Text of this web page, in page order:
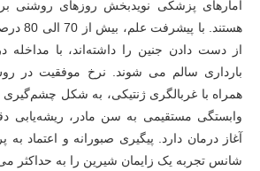
آمارهای پزشکی نویدبخش روزهای روشنی
هستند. با
از دست دادن جنین را داشته‌اند، با
بارداری سالم می شوند. نرخ موفقیت در
همراه با غربالگری ژنتیکی، به شکل چشم‌گیری
وابستگی مستقیمی به سن مادر، ریشه‌یابی
آغاز درمان دارد. پیگیری صبورانه و اعتماد
شانس تجربه یک زایمان شیرین را به حداکثر